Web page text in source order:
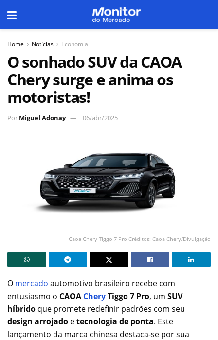
Home Notícias Economia
O sonhado SUV da CAOA
Chery surge e anima os
motoristas!
Por Miguel Adonay 06/abr/2025
Caoa Chery Tiggo 7 Pro Créditos: Caoa Chery/Divulgação
O mercado automotivo brasileiro recebe com
entusiasmo o CAOA CheryTiggo 7 Pro, um SUV
híbrido que promete redefinir padrões com seu
design arrojado etecnologia de ponta. Este
lançamento da marca chinesa destaca-se por sua